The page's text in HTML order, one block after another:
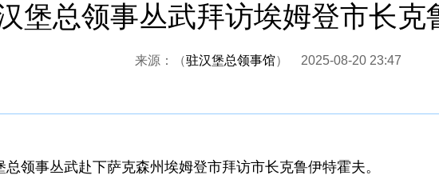
堡总领事丛武拜访埃姆登市长克
来源：（驻汉堡总领事馆） 2025-08-20 23:47
领事丛武赴下萨克森州埃姆登市拜访市长克鲁伊特霍夫。